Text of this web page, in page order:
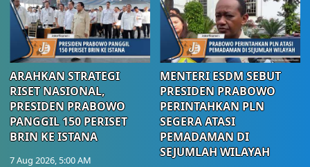
ARAHKAN STRATEGI
RISET NASIONAL,
PRESIDEN PRABOWO
PANGGIL 150 PERISET
BRIN KE ISTANA
7 Aug 2026, 5:00 AM
MENTERI ESDM SEBUT
PRESIDEN PRABOWO
PERINTAHKAN PLN
SEGERA ATASI
PEMADAMAN DI
SEJUMLAH WILAYAH